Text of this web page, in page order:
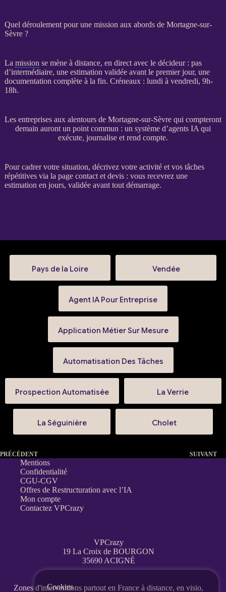
Quel déroulement pour une mission aux abords de Mortagne-sur-
Sèvre ?
La mission se mène à distance, en direct avec le décideur : pas
d’intermédiaire, une estimation validée avant le premier jour, une
documentation complète à la fin. Créneaux : lundi à vendredi, 9h-
18h.
Les entreprises aux alentours de Mortagne-sur-Sèvre qui compteront
demain auront un point commun : un système d’agents IA qui
exécute, journalise et rend compte.
Pourcadrervotre situation, décrivez votre activité et vos tâches
répétitives via la page contact et devis: vous recevrez une
estimation en jours, validée avant tout démarrage.
Pays de la Loire Vendée
Agent IA Pour Entreprise
Application Métier Sur Mesure
Automatisation Des Tâches
Prospection Automatisée La Verrie
La Séguinière Cholet
PRÉCÉDENT SUIVANT
Mentions
Confidentialité
CGU-CGV
Offres de Restructuration avec l’IA
Mon compte
Contactez VPCrazy
VPCrazy
19 La Croix de BOURGON
35690 ACIGNÉ
Zones d'interventions partout en France à distance, en visio,
Cookies